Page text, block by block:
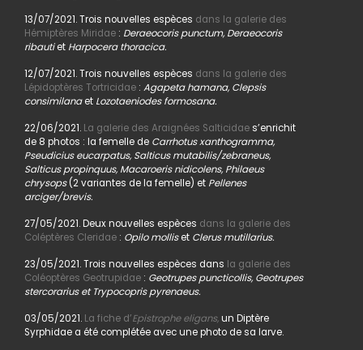
13/07/2021. Trois nouvelles espèces dans la galerie des
Hémiptères Miridae: Deraeocoris punctum, Deraeocoris
ribautiet Harpocera thoracica.
12/07/2021. Trois nouvelles espèces dans la galerie des
Lépidoptères Tortricidae: Agapeta hamana, Clepsis
consimilanaet Lozotaeniodes formosana.
22/06/2021. La galerie des Araignées Salticidaes’enrichit
de 8 photos : la femelle de Carrhotus xanthogramma,
Pseudicius eucarpatus, Salticus mutabilis/zebraneus,
Salticus propinquus, Macaroeris nidicolens, Philaeus
chrysops(2 variantes de la femelle) et Pellenes
arciger/brevis.
27/05/2021. Deux nouvelles espèces dans la galerie des
Coléptères Cleridae: Opilo molliset Clerus mutillarius.
23/05/2021. Trois nouvelles espèces dans la galerie des
Coléoptères Geotrupidae: Geotrupes puncticollis, Geotrupes
stercorarius et Trypocopris pyrenaeus.
03/05/2021. La fiche d’Epistrophe eligans,un Diptère
Syrphidae a été complétée avec une photo de sa larve.